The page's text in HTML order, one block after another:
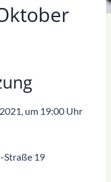
um 19:00 Uhr
Straße 19